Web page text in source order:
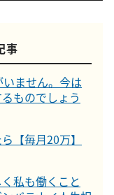
事
ません。今は
ものでしょう
【毎月20万】
私も働くこと